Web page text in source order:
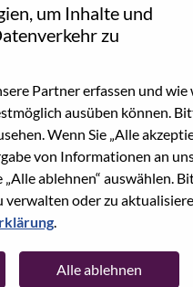
um Inhalte und
zu
Partner erfassen und wie
ausüben können.
Wenn Sie „Alle
von Informationen an
ablehnen“ auswählen.
oder zu
.
Alle ablehnen